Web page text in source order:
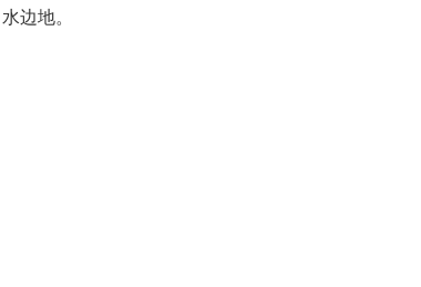
边地。